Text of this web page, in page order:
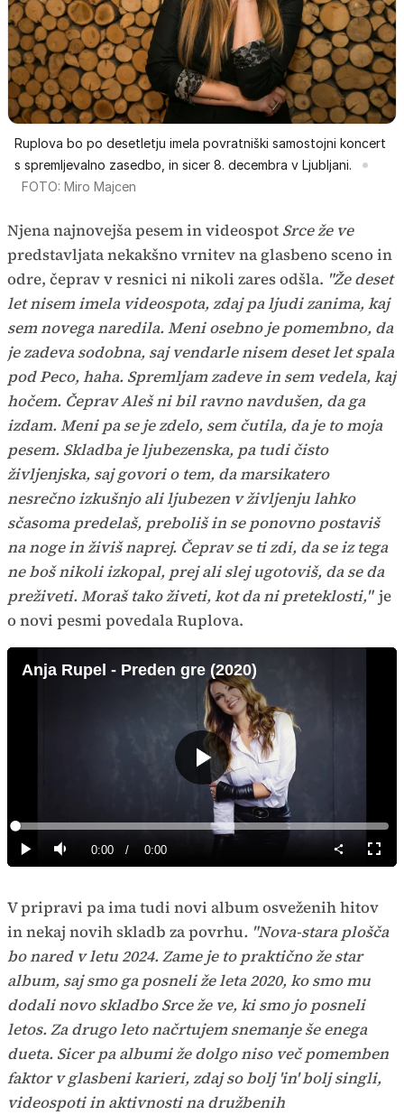
Ruplova bo po desetletju imela povratniški samostojni koncert
s spremljevalno zasedbo, in sicer 8. decembra v Ljubljani.
FOTO: Miro Majcen
Njena najnovejša pesem in videospot Srce že ve
predstavljata nekakšno vrnitev na glasbeno sceno in
odre, čeprav v resnici ni nikoli zares odšla. "Že deset
let nisem imela videospota, zdaj pa ljudi zanima, kaj
sem novega naredila. Meni osebno je pomembno, da
je zadeva sodobna, saj vendarle nisem deset let spala
pod Peco, haha. Spremljam zadeve in sem vedela, kaj
hočem. Čeprav Aleš ni bil ravno navdušen, da ga
izdam. Meni pa se je zdelo, sem čutila, da je to moja
pesem. Skladba je ljubezenska, pa tudi čisto
življenjska, saj govori o tem, da marsikatero
nesrečno izkušnjo ali ljubezen v življenju lahko
sčasoma predelaš, preboliš in se ponovno postaviš
na noge in živiš naprej. Čeprav se ti zdi, da se iz tega
ne boš nikoli izkopal, prej ali slej ugotoviš, da se da
preživeti. Moraš tako živeti, kot da ni preteklosti," je
o novi pesmi povedala Ruplova.
Anja Rupel - Preden gre (2020)
Predvajaj
PredvajajTiho Current
0:00 / Duration
0:00
Loaded:
0%
način
V pripravi pa ima tudi novi album osveženih hitov
in nekaj novih skladb za povrhu. "Nova-stara plošča
bo nared v letu 2024. Zame je to praktično že star
album, saj smo ga posneli že leta 2020, ko smo mu
dodali novo skladbo Srce že ve, ki smo jo posneli
letos. Za drugo leto načrtujem snemanje še enega
dueta. Sicer pa albumi že dolgo niso več pomemben
faktor v glasbeni karieri, zdaj so bolj 'in' bolj singli,
videospoti in aktivnosti na družbenih